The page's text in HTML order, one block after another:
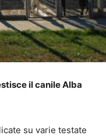
il canile Alba
su varie testate